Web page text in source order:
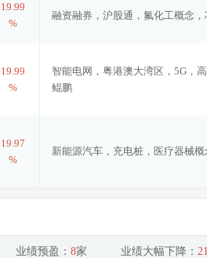
19.99
%
融资融券，沪股通，氟化工概念
19.99
%
智能电网，粤港澳大湾区，5G，
鲲鹏
19.97
%
新能源汽车，充电桩，医疗器械
业绩预盈： 8家 业绩大幅下降：